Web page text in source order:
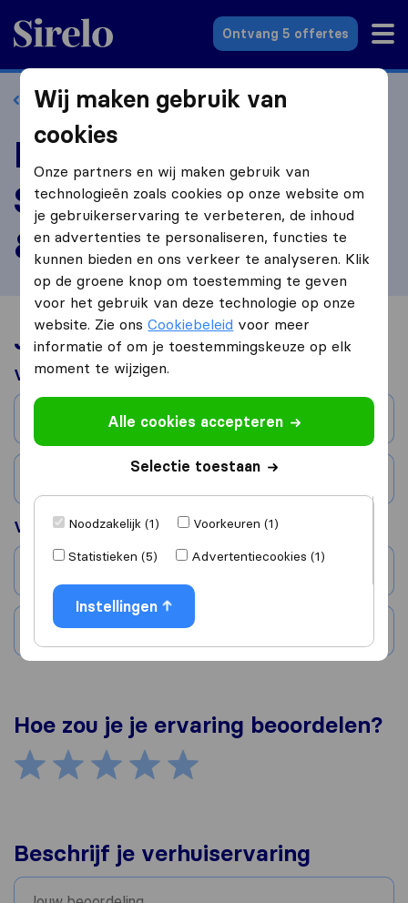
Sirelo.nl
Ontvang 5 offertes
Terug naar profiel
Beoordeel
Seymonsons Verhuis
& Bezorgingsbedrijf
Jouw verhuiservaring
Verhuisd van
Verhuisd naar
Land
Hoe zou je je ervaring beoordelen?
Beschrijf je verhuiservaring
Wij maken gebruik van
cookies
Onze partners en wij maken gebruik van
technologieën zoals cookies op onze website om
je gebruikerservaring te verbeteren, de inhoud
en advertenties te personaliseren, functies te
kunnen bieden en ons verkeer te analyseren. Klik
op de groene knop om toestemming te geven
voor het gebruik van deze technologie op onze
website. Zie onsCookiebeleid voor meer
informatie of om je toestemmingskeuze op elk
moment te wijzigen.
Alle cookies accepteren
Selectie toestaan
Noodzakelijk (1)
Voorkeuren (1)
Statistieken (5)
Advertentiecookies (1)
Instellingen